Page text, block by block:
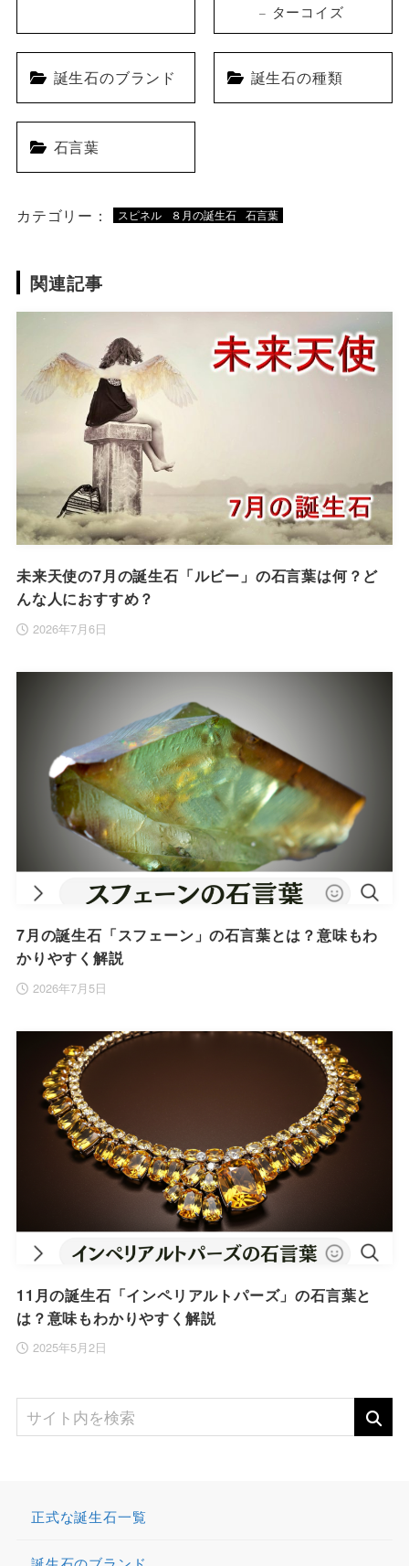
ターコイズ
誕生石のブランド 誕生石の種類
石言葉
カテゴリー： スピネル ８月の誕生石 石言葉
関連記事
未来天使の7月の誕生石「ルビー」の石言葉は何？ど
んな人におすすめ？
2026年7月6日
7月の誕生石「スフェーン」の石言葉とは？意味もわ
かりやすく解説
2026年7月5日
11月の誕生石「インペリアルトパーズ」の石言葉と
は？意味もわかりやすく解説
2025年5月2日
正式な誕生石一覧